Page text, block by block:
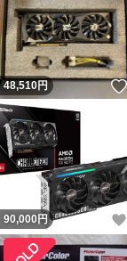
48,510円
90,000 円